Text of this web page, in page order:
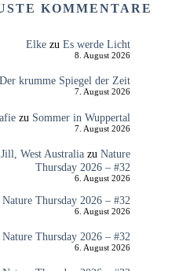
KOMMENTARE
Elkezu Es werde Licht
8. August 2026
Der krumme Spiegel der Zeit
7. August 2026
zu Sommer in Wuppertal
7. August 2026
West Australiazu Nature
Thursday 2026 – #32
6. August 2026
Nature Thursday 2026 – #32
6. August 2026
Nature Thursday 2026 – #32
6. August 2026